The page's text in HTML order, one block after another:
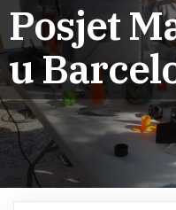
Posjet
u